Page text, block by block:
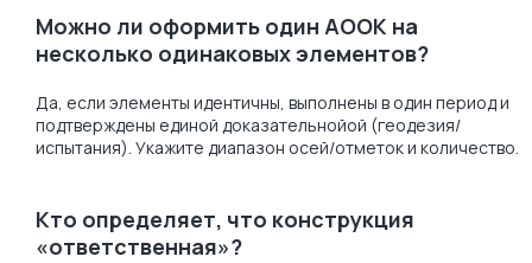
Можно ли оформить один АООК на
несколько одинаковых элементов?
Да, если элементы идентичны, выполнены в один период и
подтверждены единой доказательнойой (геодезия/
испытания). Укажите диапазон осей/отметок и количество.
Кто определяет, что конструкция
«ответственная»?